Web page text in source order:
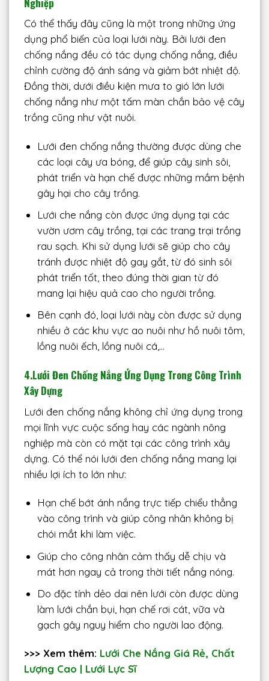
Có thể thấy đây cũng là một trong những ứng
dụng phổ biến của loại lưới này. Bởi lưới đen
chống nắng đều có tác dụng chống nắng, điều
chỉnh cường độ ánh sáng và giảm bớt nhiệt độ.
Đồng thời, dưới điều kiện mưa to gió lớn lưới
chống nắng như một tấm màn chắn bảo vệ cây
trồng cũng như vật nuôi.
Lưới đen chống nắng thường được dùng che
các loại cây ưa bóng, để giúp cây sinh sôi,
phát triển và hạn chế được những mầm bệnh
gây hại cho cây trồng.
Lưới che nắng còn được ứng dụng tại các
vườn ươm cây trồng, tại các trang trại trồng
rau sạch. Khi sử dụng lưới sẽ giúp cho cây
tránh được nhiệt độ gay gắt, từ đó sinh sôi
phát triển tốt, theo đúng thời gian từ đó
mang lại hiệu quả cao cho người trồng.
Bên cạnh đó, loại lưới này còn được sử dụng
nhiều ở các khu vực ao nuôi như hồ nuôi tôm,
lồng nuôi ếch, lồng nuôi cá,…
4.Lưới Đen Chống Nắng Ứng Dụng Trong Công Trình
Xây Dựng
Lưới đen chống nắng không chỉ ứng dụng trong
mọi lĩnh vực cuộc sống hay các ngành nông
nghiệp mà còn có mặt tại các công trình xây
dựng. Có thể nói lưới đen chống nắng mang lại
nhiều lợi ích to lớn như:
Hạn chế bớt ánh nắng trực tiếp chiểu thẳng
vào công trình và giúp công nhân không bị
chói mắt khi làm việc.
Giúp cho công nhân cảm thấy dễ chịu và
mát hơn ngay cả trong thời tiết nắng nóng.
Do đặc tính dẻo dai nên lưới còn được dùng
làm lưới chắn bụi, hạn chế rơi cát, vữa và
gạch gây nguy hiểm cho người lao động.
>>> Xem thêm: Lưới Che Nắng Giá Rẻ, Chất
Lượng Cao | Lưới Lực Sĩ